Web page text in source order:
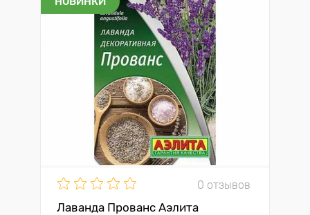
0 отзывов
Лаванда Прованс Аэлита